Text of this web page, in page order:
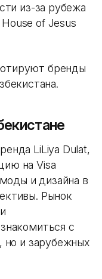
из-за рубежа
of Jesus
бренды
LiLiya Dulat,
на Visa
и дизайна в
Рынок
с
но и зарубежных